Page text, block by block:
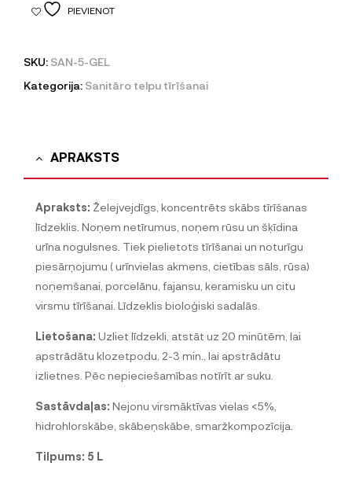
PIEVIENOT
SKU: SAN-5-GEL
Kategorija: Sanitāro telpu tīrīšanai
APRAKSTS
Apraksts: Želejvejdīgs, koncentrēts skābs tīrīšanas
līdzeklis. Noņem netīrumus, noņem rūsu un šķīdina
urīna nogulsnes. Tiek pielietots tīrīšanai un noturīgu
piesārņojumu ( urīnvielas akmens, cietības sāls, rūsa)
noņemšanai, porcelānu, fajansu, keramisku un citu
virsmu tīrīšanai. Līdzeklis bioloģiski sadalās.
Lietošana: Uzliet līdzekli, atstāt uz 20 minūtēm, lai
apstrādātu klozetpodu, 2-3 min., lai apstrādātu
izlietnes. Pēc nepieciešamības notīrīt ar suku.
Sastāvdaļas: Nejonu virsmāktīvas vielas <5%,
hidrohlorskābe, skābeņskābe, smaržkompozīcija.
Tilpums: 5 L